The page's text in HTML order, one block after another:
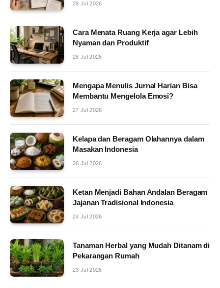
29 Jul 2026
Cara Menata Ruang Kerja agar Lebih
Nyaman dan Produktif
28 Jul 2026
Mengapa Menulis Jurnal Harian Bisa
Membantu Mengelola Emosi?
27 Jul 2026
Kelapa dan Beragam Olahannya dalam
Masakan Indonesia
26 Jul 2026
Ketan Menjadi Bahan Andalan Beragam
Jajanan Tradisional Indonesia
24 Jul 2026
Tanaman Herbal yang Mudah Ditanam di
Pekarangan Rumah
23 Jul 2026